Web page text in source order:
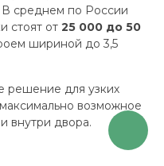
В среднем по России
стоят от 25 000 до 50
шириной до 3,5
решение для узких
возможное
внутри двора.